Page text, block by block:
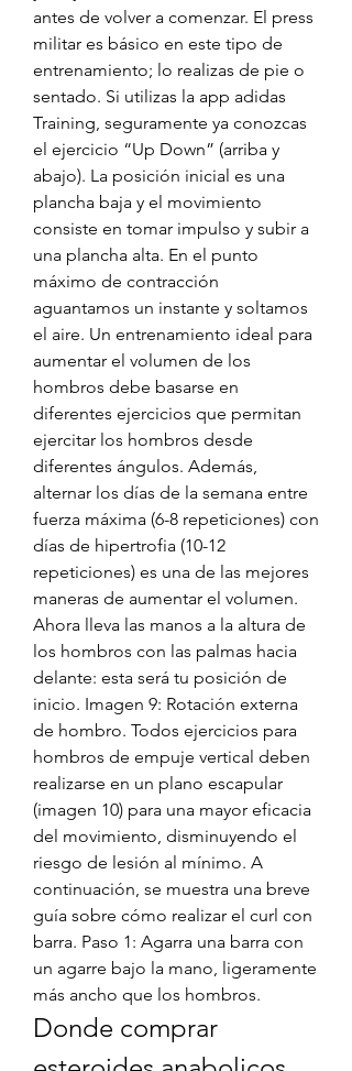
antes de volver a comenzar. El press
militar es básico en este tipo de
entrenamiento; lo realizas de pie o
sentado. Si utilizas la app adidas
Training, seguramente ya conozcas
el ejercicio “Up Down” (arriba y
abajo). La posición inicial es una
plancha baja y el movimiento
consiste en tomar impulso y subir a
una plancha alta. En el punto
máximo de contracción
aguantamos un instante y soltamos
el aire. Un entrenamiento ideal para
aumentar el volumen de los
hombros debe basarse en
diferentes ejercicios que permitan
ejercitar los hombros desde
diferentes ángulos. Además,
alternar los días de la semana entre
fuerza máxima (6-8 repeticiones) con
días de hipertrofia (10-12
repeticiones) es una de las mejores
maneras de aumentar el volumen.
Ahora lleva las manos a la altura de
los hombros con las palmas hacia
delante: esta será tu posición de
inicio. Imagen 9: Rotación externa
de hombro. Todos ejercicios para
hombros de empuje vertical deben
realizarse en un plano escapular
(imagen 10) para una mayor eficacia
del movimiento, disminuyendo el
riesgo de lesión al mínimo. A
continuación, se muestra una breve
guía sobre cómo realizar el curl con
barra. Paso 1: Agarra una barra con
un agarre bajo la mano, ligeramente
más ancho que los hombros.
Donde comprar